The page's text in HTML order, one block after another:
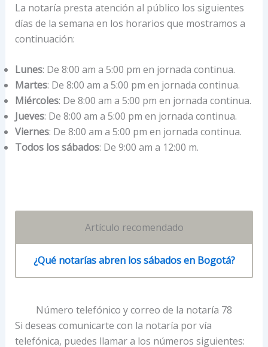
La notaría presta atención al público los siguientes
días de la semana en los horarios que mostramos a
continuación:
Lunes: De 8:00 am a 5:00 pm en jornada continua.
Martes: De 8:00 am a 5:00 pm en jornada continua.
Miércoles: De 8:00 am a 5:00 pm en jornada continua.
Jueves: De 8:00 am a 5:00 pm en jornada continua.
Viernes: De 8:00 am a 5:00 pm en jornada continua.
Todos los sábados: De 9:00 am a 12:00 m.
Artículo recomendado
¿Qué notarías abren los sábados en Bogotá?
Número telefónico y correo de la notaría 78
Si deseas comunicarte con la notaría por vía
telefónica, puedes llamar a los números siguientes: